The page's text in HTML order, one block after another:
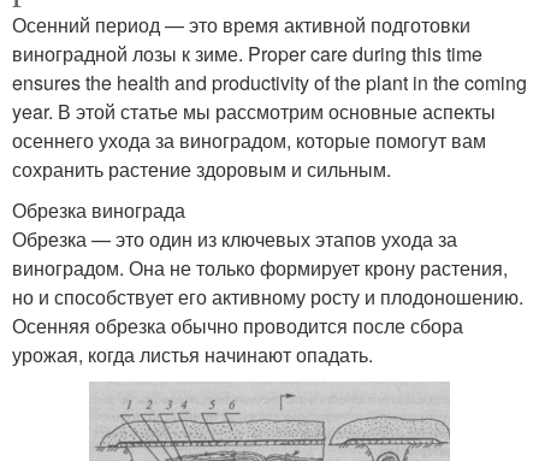
Осенний период — это время активной подготовки
виноградной лозы к зиме. Proper care during this time
ensures the health and productivity of the plant in the coming
year. В этой статье мы рассмотрим основные аспекты
осеннего ухода за виноградом, которые помогут вам
сохранить растение здоровым и сильным.
Обрезка винограда
Обрезка — это один из ключевых этапов ухода за
виноградом. Она не только формирует крону растения,
но и способствует его активному росту и плодоношению.
Осенняя обрезка обычно проводится после сбора
урожая, когда листья начинают опадать.